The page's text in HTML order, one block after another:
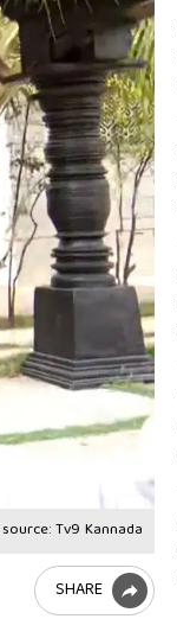
Tv9 Kannada
SHARE